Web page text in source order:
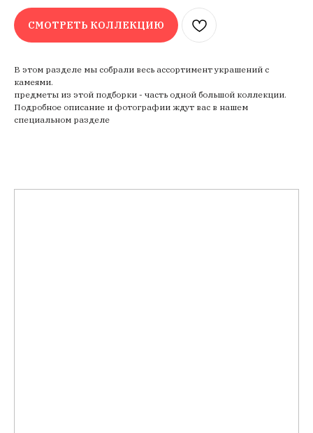
СМОТРЕТЬ КОЛЛЕКЦИЮ
В этом разделе мы собрали весь ассортимент украшений с
камеями.
предметы из этой подборки - часть одной большой коллекции.
Подробное описание и фотографии ждут вас в нашем
специальном разделе